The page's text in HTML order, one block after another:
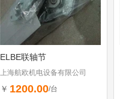
ELBE联轴节
上海航欧机电设备有限公司
￥ 1200.00/台